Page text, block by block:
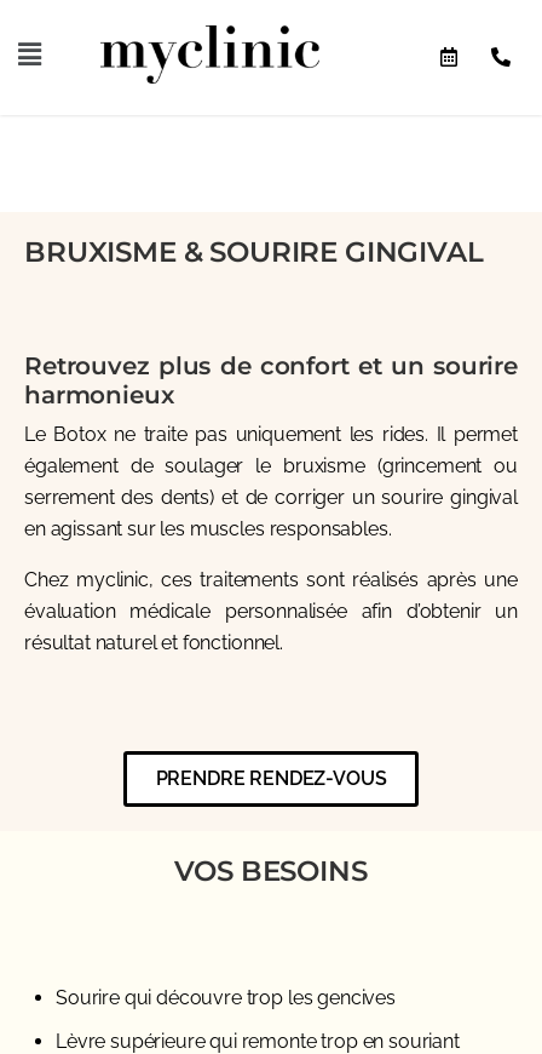
BRUXISME & SOURIRE GINGIVAL
Retrouvez plus de confort et un sourire
harmonieux
Le Botox ne traite pas uniquement les rides. Il permet
également de soulager le bruxisme (grincement ou
serrement des dents) et de corriger un sourire gingival
en agissant sur les muscles responsables.
Chez myclinic, ces traitements sont réalisés après une
évaluation médicale personnalisée afin d’obtenir un
résultat naturel et fonctionnel.
PRENDRE RENDEZ-VOUS
VOS BESOINS
Sourire qui découvre trop les gencives
Lèvre supérieure qui remonte trop en souriant